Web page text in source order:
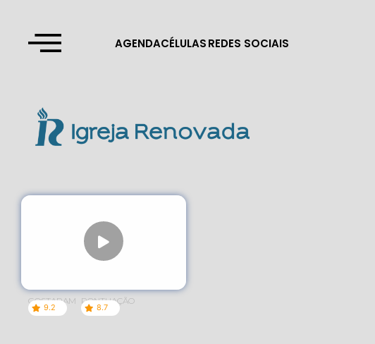
AGENDACÉLULASREDES SOCIAIS
GOSTARAM
9.2
PONTUAÇÃO
8.7